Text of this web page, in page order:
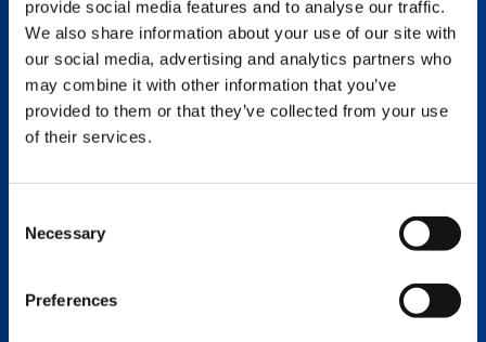
provide social media features and to analyse our traffic.
We also share information about your use of our site with
our social media, advertising and analytics partners who
may combine it with other information that you’ve
provided to them or that they’ve collected from your use
of their services.
Selection
Necessary
Preferences
Jürgen Christmann
Formazione tecnica del team leader
Germania
Tedesco, Inglese
juergen.christmann@tadano.com
+39 059 711 7014